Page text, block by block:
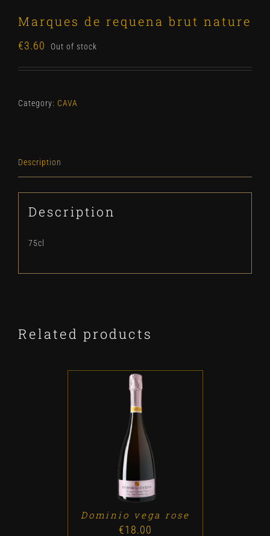
Marques de requena brut nature
€3.60 Out of stock
Category: CAVA
Description
Description
75cl
Related products
ADD TO CART
Dominio vega rose
€18.00